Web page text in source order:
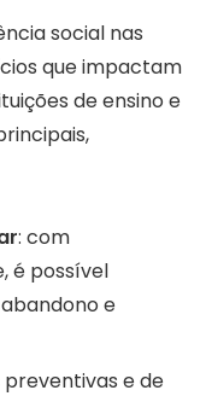
social nas
que impactam
de ensino e
: com
é possível
e
preventivas e de